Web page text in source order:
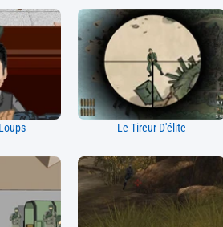
Le Tireur D'élite